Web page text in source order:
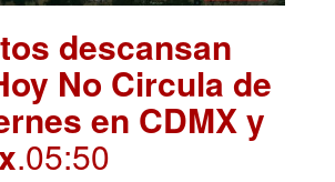
descansan
No Circula de
en CDMX y
.05:50